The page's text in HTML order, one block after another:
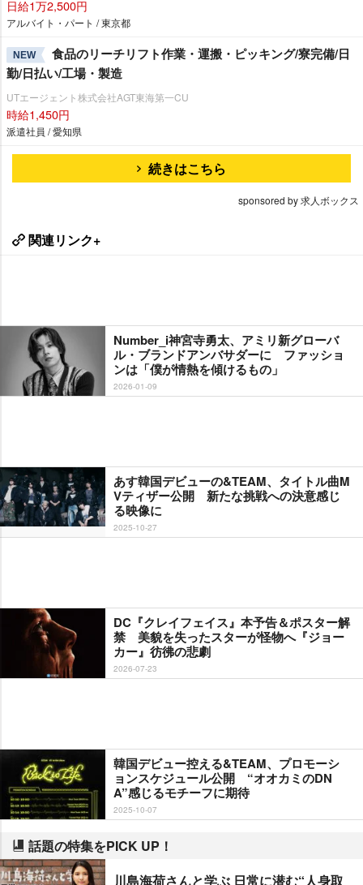
日給1万2,500円
アルバイト・パート / 東京都
NEW
食品のリーチリフト作業・運搬・ピッキング/寮完備/日
勤/日払い/工場・製造
UTエージェント株式会社AGT東海第一CU
時給1,450円
派遣社員 / 愛知県
続きはこちら
sponsored by 求人ボックス
関連リンク+
Number_i神宮寺勇太、アミリ新グローバ
ル・ブランドアンバサダーに ファッショ
ンは「僕が情熱を傾けるもの」
2026-01-09
あす韓国デビューの&TEAM、タイトル曲M
Vティザー公開 新たな挑戦への決意感じ
る映像に
2025-10-27
DC『クレイフェイス』本予告＆ポスター解
禁 美貌を失ったスターが怪物へ『ジョー
カー』彷彿の悲劇
2026-07-23
韓国デビュー控える&TEAM、プロモーシ
ョンスケジュール公開 “オオカミのDN
A”感じるモチーフに期待
2025-10-07
話題の特集をPICK UP！
川島海荷さんと学ぶ 日常に潜む“人身取